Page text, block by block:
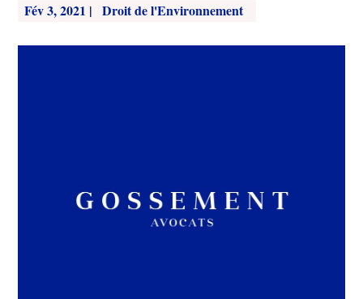
Fév 3, 2021 | Droit de l'Environnement